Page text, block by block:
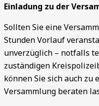
Einladung zu der
Sollten Sie eine
Stunden Vorlauf
unverzüglich – notfalls
zuständigen
können Sie sich auch
Versammlung beraten